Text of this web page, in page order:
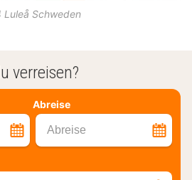
Luleå Schweden
verreisen?
Abreise
Abreise